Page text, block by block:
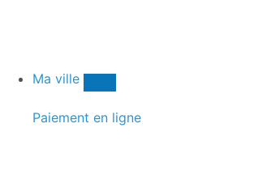
Ma ville
Paiement en ligne